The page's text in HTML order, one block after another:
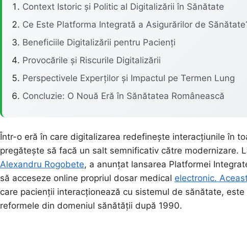
Context Istoric și Politic al Digitalizării în Sănătate
Ce Este Platforma Integrată a Asigurărilor de
Beneficiile Digitalizării pentru Pacienți
Provocările și Riscurile Digitalizării
Perspectivele Experților și Impactul pe Termen Lung
Concluzie: O Nouă Eră în Sănătatea Românească
Într-o eră în care digitalizarea redefinește interacțiunile în
pregătește să facă un salt semnificativ către modernizare.
Alexandru Rogobete, a anunțat lansarea Platformei
să acceseze online propriul dosar medical electronic.
care pacienții interacționează cu sistemul de sănătate,
reformele din domeniul sănătății după 1990.